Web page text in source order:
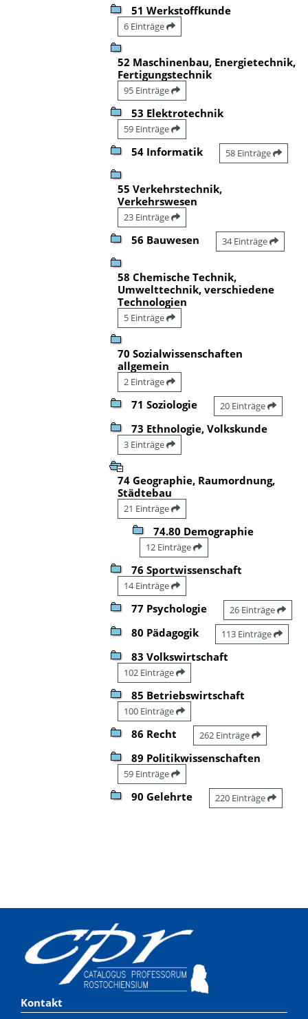
51 Werkstoffkunde
6 Einträge
52 Maschinenbau, Energietechnik,
Fertigungstechnik
95 Einträge
53 Elektrotechnik
59 Einträge
54 Informatik 58 Einträge
55 Verkehrstechnik,
Verkehrswesen
23 Einträge
56 Bauwesen 34 Einträge
58 Chemische Technik,
Umwelttechnik, verschiedene
Technologien
5 Einträge
70 Sozialwissenschaften
allgemein
2 Einträge
71 Soziologie 20 Einträge
73 Ethnologie, Volkskunde
3 Einträge
74 Geographie, Raumordnung,
Städtebau
21 Einträge
74.80 Demographie
12 Einträge
76 Sportwissenschaft
14 Einträge
77 Psychologie 26 Einträge
80 Pädagogik 113 Einträge
83 Volkswirtschaft
102 Einträge
85 Betriebswirtschaft
100 Einträge
86 Recht 262 Einträge
89 Politikwissenschaften
59 Einträge
90 Gelehrte 220 Einträge
Kontakt